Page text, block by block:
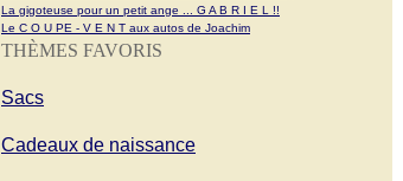
La gigoteuse pour un petit ange ... G A B R I E L !!
Le C O U PE - V E N T aux autos de Joachim
THÈMES FAVORIS
Sacs
Cadeaux de naissance